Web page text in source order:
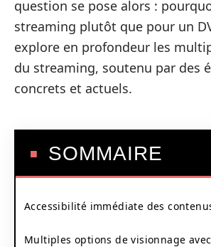
question se pose alors :
streaming plutôt que pour un
explore en profondeur les
du streaming, soutenu par des
concrets et actuels.
SOMMAIRE
Accessibilité immédiate des
Multiples options de visionnage